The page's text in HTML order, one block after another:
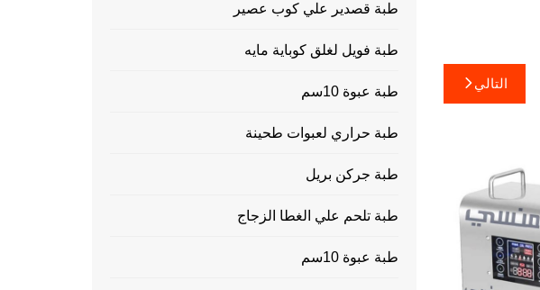
التالي
طبة قصدير علي كوب عصير
طبة فويل لغلق كوباية مايه
طبة عبوة 10سم
طبة حراري لعبوات طحينة
طبة جركن بريل
طبة تلحم علي الغطا الزجاج
طبة عبوة 10سم